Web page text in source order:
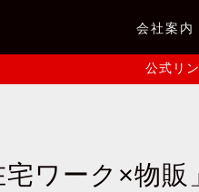
会社案内
公式リ
ワーク×物販